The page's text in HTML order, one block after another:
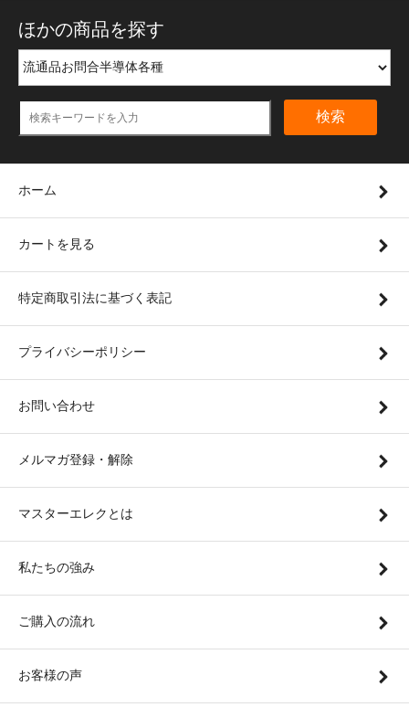
ほかの商品を探す
検索
ホーム
カートを見る
特定商取引法に基づく表記
プライバシーポリシー
お問い合わせ
メルマガ登録・解除
マスターエレクとは
私たちの強み
ご購入の流れ
お客様の声